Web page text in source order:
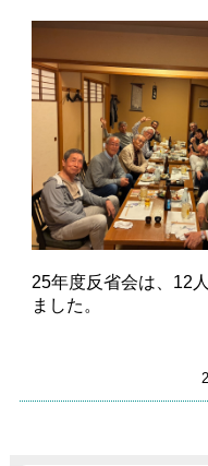
25年度反省会は、12
ました。